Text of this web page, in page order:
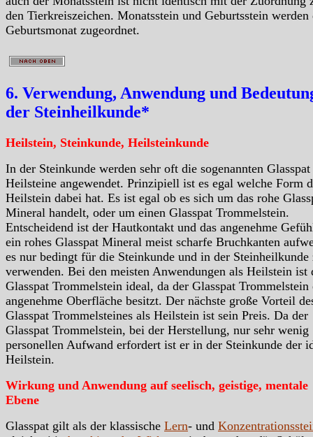
den Tierkreiszeichen. Monatsstein und Geburtsstein werden
Geburtsmonat zugeordnet.
6. Verwendung, Anwendung und
der Steinheilkunde*
Heilstein, Steinkunde, Heilsteinkunde
In der Steinkunde werden sehr oft die sogenannten Glasspat
Heilsteine angewendet. Prinzipiell ist es egal welche Form
Heilstein dabei hat. Es ist egal ob es sich um das rohe
Mineral handelt, oder um einen Glasspat Trommelstein.
Entscheidend ist der Hautkontakt und das angenehme
ein rohes Glasspat Mineral meist scharfe Bruchkanten
es nur bedingt für die Steinkunde und in der Steinheilkunde
verwenden. Bei den meisten Anwendungen als Heilstein ist
Glasspat Trommelstein ideal, da der Glasspat Trommelstein
angenehme Oberfläche besitzt. Der nächste große Vorteil
Glasspat Trommelsteines als Heilstein ist sein Preis. Da der
Glasspat Trommelstein, bei der Herstellung, nur sehr wenig
personellen Aufwand erfordert ist er in der Steinkunde der
Heilstein.
Wirkung und Anwendung auf seelisch, geistige, mentale
Ebene
Glasspat gilt als der klassische Lern- und